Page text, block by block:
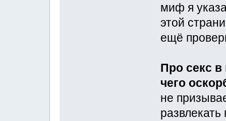
миф я
этой
ещё
Про секс в
чего
не